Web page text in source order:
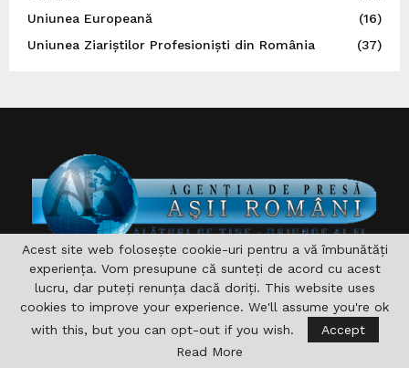
Uniunea Europeană
(16)
Uniunea Ziariștilor Profesioniști din România
(37)
DESPRE NOI
Asociaţia are drept scop , aprofundarea si consolidarea
relaţiilor germane-române şi în acelaşi timp îndeplinirea şi
sprijinirea diferitelor acţiuni pentru domeniile formare,
Acest site web folosește cookie-uri pentru a vă îmbunătăți
experiența. Vom presupune că sunteți de acord cu acest
lucru, dar puteți renunța dacă doriți. This website uses
cookies to improve your experience. We'll assume you're ok
with this, but you can opt-out if you wish.
Accept
Read More